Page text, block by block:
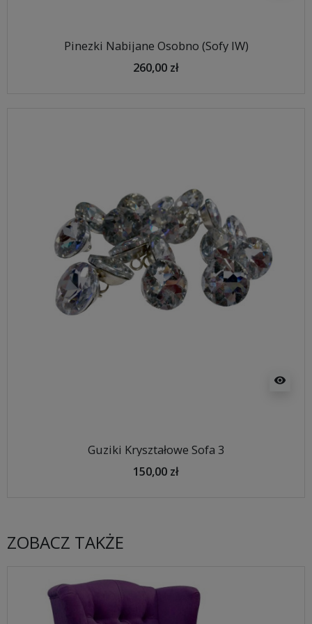
Pinezki Nabijane Osobno (Sofy IW)
260,00 zł
visibility
Guziki Kryształowe Sofa 3
150,00 zł
ZOBACZ TAKŻE